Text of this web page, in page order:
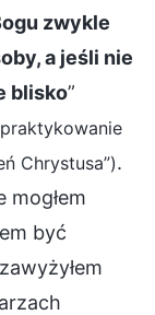
zwykle
a jeśli nie
blisko”
Chrystusa”).
mogłem
być